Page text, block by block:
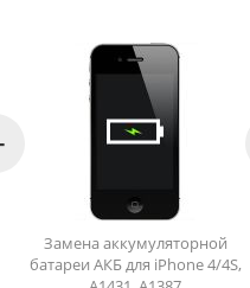
Замена аккумуляторной
батареи АКБ для iPhone 4/4S,